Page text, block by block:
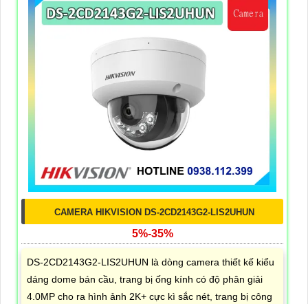
CAMERA HIKVISION DS-2CD2143G2-LIS2UHUN
5%-35%
DS-2CD2143G2-LIS2UHUN là dòng camera thiết kế kiểu
dáng dome bán cầu, trang bị ống kính có độ phân giải
4.0MP cho ra hình ảnh 2K+ cực kì sắc nét, trang bị công